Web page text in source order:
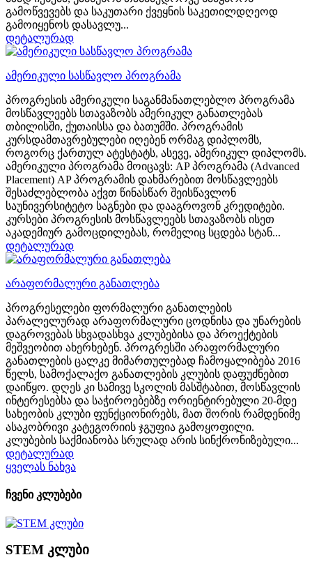
გამოწვევებს და საკუთარი ქვეყნის საკეთილდღეოდ
გამოიყენოს დასავლუ...
დეტალურად
ამერიკული სასწავლო პროგრამა
პროგრესის ამერიკული საგანმანათლებლო პროგრამა
მოსწავლეებს სთავაზობს ამერიკულ განათლებას
თბილისში, ქუთაისსა და ბათუმში. პროგრამის
კურსდამთავრებულები იღებენ ორმაგ დიპლომს,
როგორც ქართულ ატესტატს, ასევე, ამერიკულ დიპლომს.
ამერიკული პროგრამა მოიცავს: AP პროგრამა (Advanced
Placement) AP პროგრამის დახმარებით მოსწავლეებს
შესაძლებლობა აქვთ წინასწარ შეისწავლონ
საუნივერსიტეტო საგნები და დააგროვონ კრედიტები.
კურსები პროგრესის მოსწავლეებს სთავაზობს ისეთ
აკადემიურ გამოცდილებას, რომელიც სცდება სტან...
დეტალურად
არაფორმალური განათლება
პროგრესელები ფორმალური განათლების
პარალელურად არაფორმალური ცოდნისა და უნარების
დაგროვებას სხვადასხვა კლუბებისა და პროექტების
მეშვეობით ახერხებენ. პროგრესში არაფორმალური
განათლების ცალკე მიმართულებად ჩამოყალიბება 2016
წელს, სამოქალაქო განათლების კლუბის დაფუძნებით
დაიწყო. დღეს კი სამივე სკოლის მასშტაბით, მოსწავლის
ინტერესებსა და საჭიროებებზე ორიენტირებული 20-მდე
სახეობის კლუბი ფუნქციონირებს, მათ შორის რამდენიმე
ასაკობრივი კატეგორიის ჯგუფია გამოყოფილი.
კლუბების საქმიანობა სრულად არის სინქრონიზებული...
დეტალურად
ყველას ნახვა
ჩვენი კლუბები
STEM კლუბი